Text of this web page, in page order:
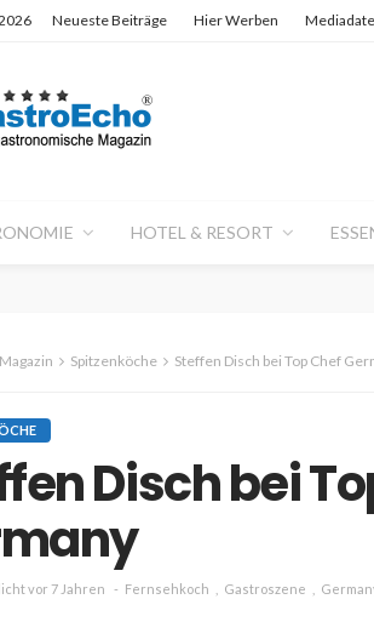
Neueste Beiträge Hier Werben
HOTEL & RESORT
Magazin Spitzenköche Steffen Disch bei Top Chef
Disch bei
vor 7 Jahren Fernsehkoch Gastroszene